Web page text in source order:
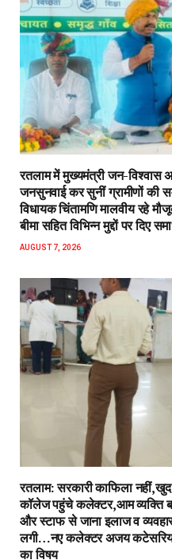
रतलाम में मुख्यमंत्री जन-विश्वास
जनसुनवाई कर सुनीं ग्रामीणों
विधायक चिंतामणि मालवीय रहे
बीमा सहित विभिन्न मुद्दों पर दिए
AUGUST 7, 2026
रतलाम: सरकारी काफिला
कॉलेज पहुंचे कलेक्टर,आम व्यक्ति
और स्टाफ से जाना इलाज व
लगी…नए कलेक्टर अजय
का विषय